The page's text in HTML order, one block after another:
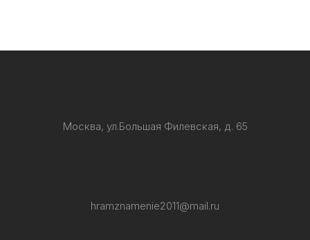
Москва, ул.Большая Филевская, д. 65
hramznamenie2011@mail.ru